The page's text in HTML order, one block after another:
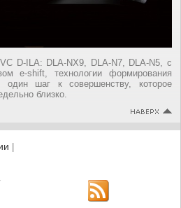
D-ILA: DLA-NX9, DLA-N7, DLA-N5, с
e-shift, технологии формирования
один шаг к совершенству, которое
близко.